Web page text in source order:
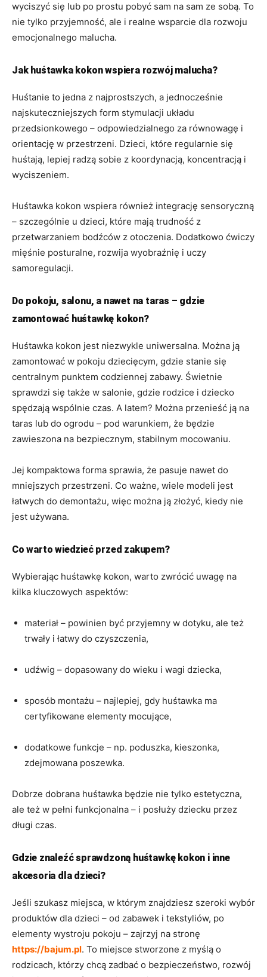
wyciszyć się lub po prostu pobyć sam na sam ze sobą. To
nie tylko przyjemność, ale i realne wsparcie dla rozwoju
emocjonalnego malucha.
Jak huśtawka kokon wspiera rozwój malucha?
Huśtanie to jedna z najprostszych, a jednocześnie
najskuteczniejszych form stymulacji układu
przedsionkowego – odpowiedzialnego za równowagę i
orientację w przestrzeni. Dzieci, które regularnie się
huśtają, lepiej radzą sobie z koordynacją, koncentracją i
wyciszeniem.
Huśtawka kokon wspiera również integrację sensoryczną
– szczególnie u dzieci, które mają trudność z
przetwarzaniem bodźców z otoczenia. Dodatkowo ćwiczy
mięśnie posturalne, rozwija wyobraźnię i uczy
samoregulacji.
Do pokoju, salonu, a nawet na taras – gdzie
zamontować huśtawkę kokon?
Huśtawka kokon jest niezwykle uniwersalna. Można ją
zamontować w pokoju dziecięcym, gdzie stanie się
centralnym punktem codziennej zabawy. Świetnie
sprawdzi się także w salonie, gdzie rodzice i dziecko
spędzają wspólnie czas. A latem? Można przenieść ją na
taras lub do ogrodu – pod warunkiem, że będzie
zawieszona na bezpiecznym, stabilnym mocowaniu.
Jej kompaktowa forma sprawia, że pasuje nawet do
mniejszych przestrzeni. Co ważne, wiele modeli jest
łatwych do demontażu, więc można ją złożyć, kiedy nie
jest używana.
Co warto wiedzieć przed zakupem?
Wybierając huśtawkę kokon, warto zwrócić uwagę na
kilka kluczowych aspektów:
materiał – powinien być przyjemny w dotyku, ale też
trwały i łatwy do czyszczenia,
udźwig – dopasowany do wieku i wagi dziecka,
sposób montażu – najlepiej, gdy huśtawka ma
certyfikowane elementy mocujące,
dodatkowe funkcje – np. poduszka, kieszonka,
zdejmowana poszewka.
Dobrze dobrana huśtawka będzie nie tylko estetyczna,
ale też w pełni funkcjonalna – i posłuży dziecku przez
długi czas.
Gdzie znaleźć sprawdzoną huśtawkę kokon i inne
akcesoria dla dzieci?
Jeśli szukasz miejsca, w którym znajdziesz szeroki wybór
produktów dla dzieci – od zabawek i tekstyliów, po
elementy wystroju pokoju – zajrzyj na stronę
https://bajum.pl. To miejsce stworzone z myślą o
rodzicach, którzy chcą zadbać o bezpieczeństwo, rozwój